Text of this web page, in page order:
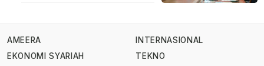
AMEERA
EKONOMI SYARIAH
INTERNASIONAL
TEKNO